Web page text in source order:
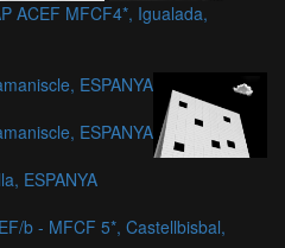
ACEF MFCF4*, Igualada,
ESPANYA
ESPANYA
ESPANYA
b - MFCF 5*, Castellbisbal,